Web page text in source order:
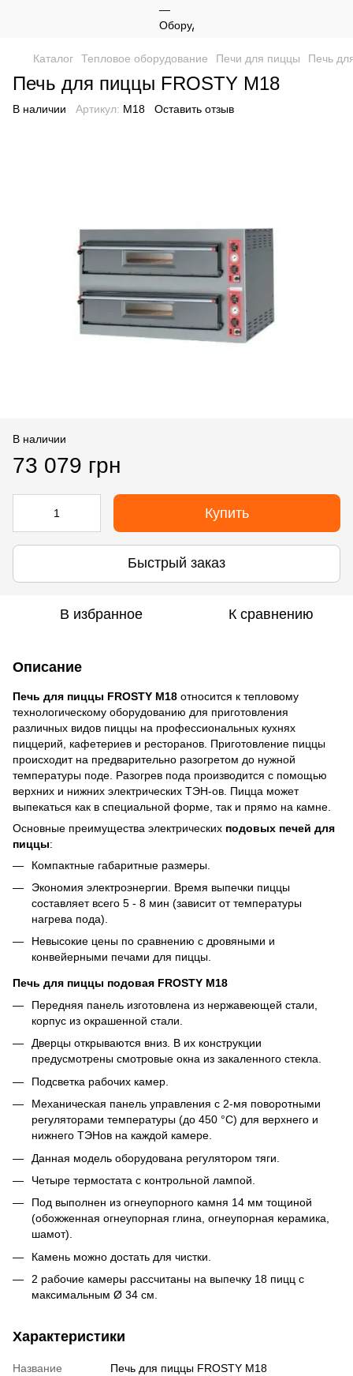
Каталог Тепловое оборудование Печи для пиццы Печь
Печь для пиццы FROSTY M18
В наличии Артикул: M18 Оставить отзыв
В наличии
73 079 грн
Купить
Быстрый заказ
В избранное К сравнению
Описание
Печь для пиццы FROSTY M18 относится к тепловому
технологическому оборудованию для приготовления
различных видов пиццы на профессиональных кухнях
пиццерий, кафетериев и ресторанов. Приготовление пиццы
происходит на предварительно разогретом до нужной
температуры поде. Разогрев пода производится с помощью
верхних и нижних электрических ТЭН-ов. Пицца может
выпекаться как в специальной форме, так и прямо на камне.
Основные преимущества электрических подовых печей для
пиццы:
Компактные габаритные размеры.
Экономия электроэнергии. Время выпечки пиццы
составляет всего 5 - 8 мин (зависит от температуры
нагрева пода).
Невысокие цены по сравнению с дровяными и
конвейерными печами для пиццы.
Печь для пиццы подовая FROSTY M18
Передняя панель изготовлена из нержавеющей стали,
корпус из окрашенной стали.
Дверцы открываются вниз. В их конструкции
предусмотрены смотровые окна из закаленного стекла.
Подсветка рабочих камер.
Механическая панель управления с 2-мя поворотными
регуляторами температуры (до 450 °С) для верхнего и
нижнего ТЭНов на каждой камере.
Данная модель оборудована регулятором тяги.
Четыре термостата с контрольной лампой.
Под выполнен из огнеупорного камня 14 мм тощиной
(обожженная огнеупорная глина, огнеупорная керамика,
шамот).
Камень можно достать для чистки.
2 рабочие камеры рассчитаны на выпечку 18 пицц с
максимальным Ø 34 см.
Характеристики
Название
Печь для пиццы FROSTY M18